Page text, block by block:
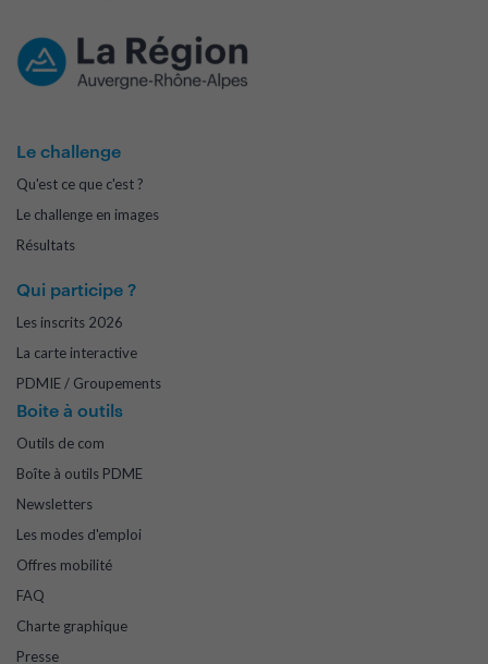
Le challenge
Qu'est ce que c'est ?
Le challenge en images
Résultats
Qui participe ?
Les inscrits 2026
La carte interactive
PDMIE / Groupements
Boite à outils
Outils de com
Boîte à outils PDME
Newsletters
Les modes d'emploi
Offres mobilité
FAQ
Charte graphique
Presse